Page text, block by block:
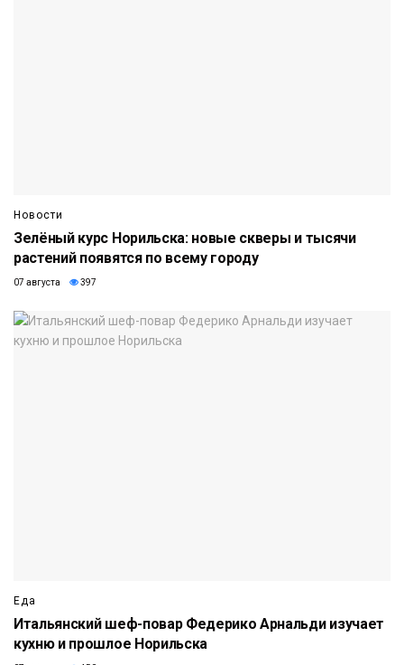
Новости
Зелёный курс Норильска: новые скверы и тысячи
растений появятся по всему городу
07 августа 397
Еда
Итальянский шеф-повар Федерико Арнальди изучает
кухню и прошлое Норильска